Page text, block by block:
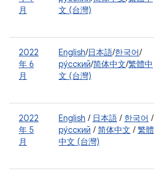
月
文 (台灣)
2022
年 6
月
English/日本語/한국어/
ру́сский/简体中文/繁體中
文 (台灣)
2022
年 5
月
English / 日本語 / 한국어 /
ру́сский /简体中文 /繁體
中文 (台灣)